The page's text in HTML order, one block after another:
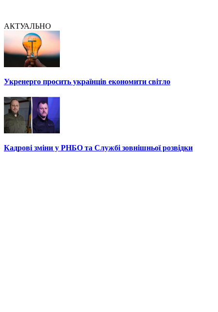
АКТУАЛЬНО
Укренерго просить українців економити світло
Кадрові зміни у РНБО та Службі зовнішньої розвідки